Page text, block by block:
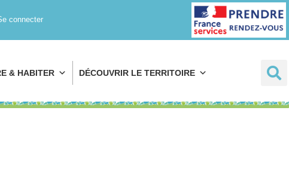
connecter
Prendre rendez-
vous
& HABITER DÉCOUVRIR LE TERRITOIRE